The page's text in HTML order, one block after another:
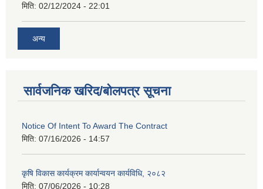
मिति: 02/12/2024 - 22:01
अन्य
सार्वजनिक खरिद/बोलपत्र सूचना
Notice Of Intent To Award The Contract
मिति: 07/16/2026 - 14:57
कृषि विकास कार्यक्रम कार्यान्वयन कार्यविधि, २०८२
मिति: 07/06/2026 - 10:28